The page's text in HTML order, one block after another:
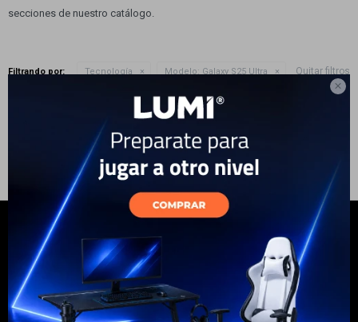

secciones de nuestro catálogo.
Filtrando por: Tecnología Modelo: Galaxy S25 Ultra Quitar filtros
Modelo: Galaxy S25 Ultra
NEWSLETTER
Electrodomésticos
Hogar
Wearables
Accesorios
Monitores
Gaming